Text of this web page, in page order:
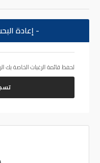
- إعادة
لحفظ قائمة الرغبات الخاصة بك